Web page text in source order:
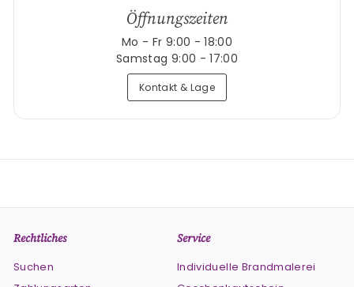
Öffnungszeiten
Mo - Fr 9:00 - 18:00
Samstag 9:00 - 17:00
Kontakt & Lage
Rechtliches
Suchen
Service
Individuelle Brandmalerei